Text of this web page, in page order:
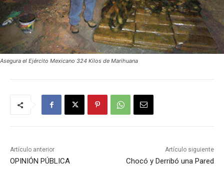
Asegura el Ejército Mexicano 324 Kilos de Marihuana
Artículo anterior
OPINIÓN PÚBLICA
Artículo siguiente
Chocó y Derribó una Pared